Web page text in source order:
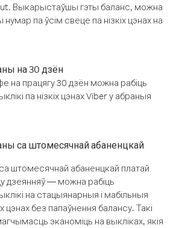
Выкарыстаўшы гэты баланс, можна
нумар па ўсім свеце па нізкіх цэнах на
на 30 дзён
на працягу 30 дзён можна рабіць
па нізкіх цэнах Viber у абраныя
са штомесячнай абаненцкай
штомесячнай абаненцкай платай
дзеянняў — можна рабіць
на стацыянарныя і мабільныя
цэнах без папаўнення балансу. Такі
эканоміць на выкліках, якія